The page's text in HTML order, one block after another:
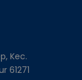
Kec.
61271